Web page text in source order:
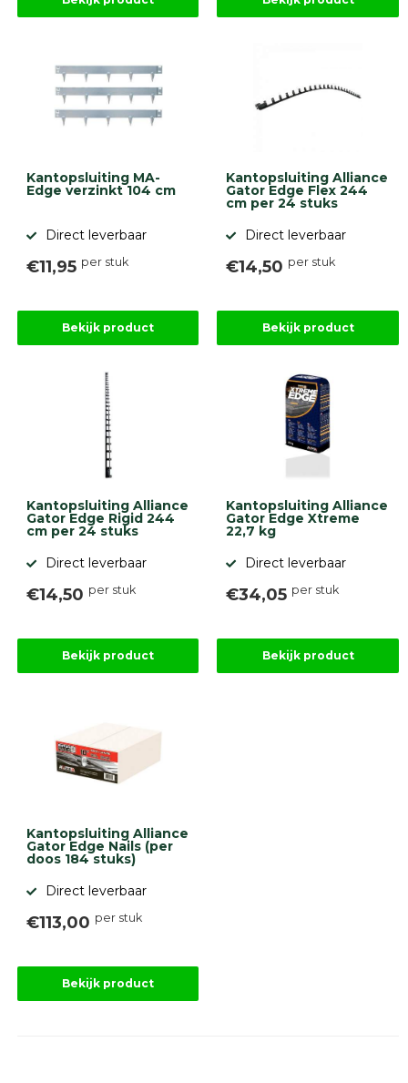
diversen
betonelementen
Kunstgras
tuinproject
(informatie)
Onlinebestrating.nl
Kantopsluiting MA-
Edge verzinkt 104 cm
Direct leverbaar
€11,95 per stuk
Bekijk product
Kantopsluiting Alliance
Gator Edge Flex 244
cm per 24 stuks
Direct leverbaar
€14,50 per stuk
Bekijk product
Kantopsluiting Alliance
Gator Edge Rigid 244
cm per 24 stuks
Direct leverbaar
€14,50 per stuk
Bekijk product
Kantopsluiting Alliance
Gator Edge Xtreme
22,7 kg
Direct leverbaar
€34,05 per stuk
Bekijk product
Kantopsluiting Alliance
Gator Edge Nails (per
doos 184 stuks)
Direct leverbaar
€113,00 per stuk
Bekijk product